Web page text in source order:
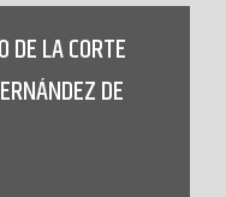
DE LA CORTE
DE